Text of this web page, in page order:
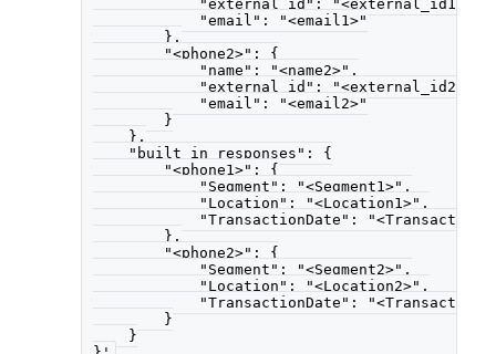
            "external_id": "<external_id1>",
            "email": "<email1>"
        },
        "<phone2>": {
            "name": "<name2>",
            "external_id": "<external_id2>",
            "email": "<email2>"
        }
    },
    "built_in_responses": {
        "<phone1>": {
            "Segment": "<Segment1>",
            "Location": "<Location1>",
"TransactionDate":
        },
        "<phone2>": {
            "Segment": "<Segment2>",
            "Location": "<Location2>",
"TransactionDate":
        }
    }